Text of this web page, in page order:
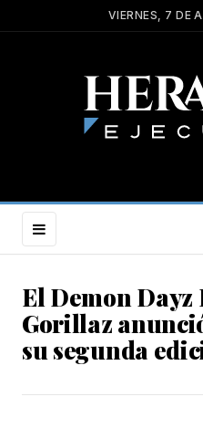
VIERNES, 7 DE
El Demon Dayz
Gorillaz
su segunda